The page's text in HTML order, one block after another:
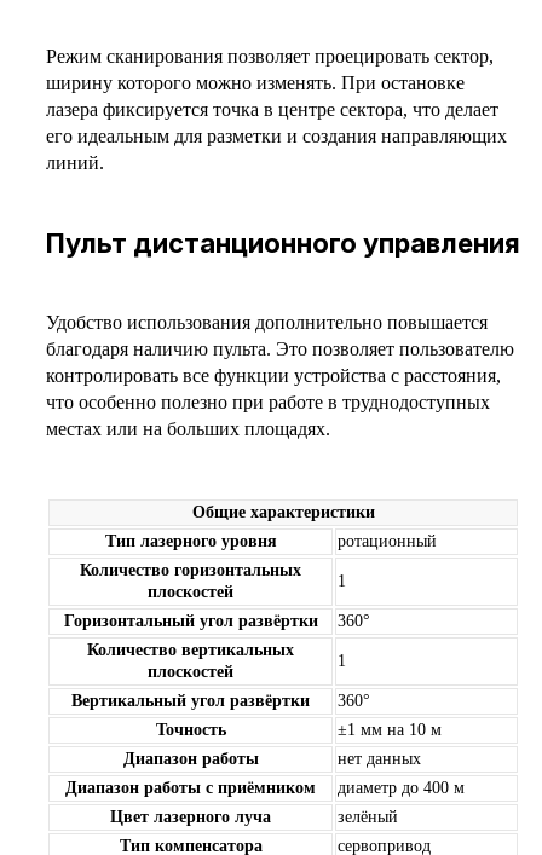
Режим сканирования позволяет проецировать сектор,
ширину которого можно изменять. При остановке
лазера фиксируется точка в центре сектора, что делает
его идеальным для разметки и создания направляющих
линий.
Пульт дистанционного управления
Удобство использования дополнительно повышается
благодаря наличию пульта. Это позволяет пользователю
контролировать все функции устройства с расстояния,
что особенно полезно при работе в труднодоступных
местах или на больших площадях.
Общие характеристики
Тип лазерного уровня
ротационный
Количество горизонтальных
плоскостей
1
Горизонтальный угол развёртки
360°
Количество вертикальных
плоскостей
1
Вертикальный угол развёртки
360°
Точность
±1 мм на 10 м
Диапазон работы
нет данных
Диапазон работы с приёмником
диаметр до 400 м
Цвет лазерного луча
зелёный
Тип компенсатора
сервопривод